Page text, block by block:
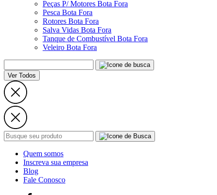
Peças P/ Motores Bota Fora
Pesca Bota Fora
Rotores Bota Fora
Salva Vidas Bota Fora
Tanque de Combustível Bota Fora
Veleiro Bota Fora
Ver Todos
Quem somos
Inscreva sua empresa
Blog
Fale Conosco